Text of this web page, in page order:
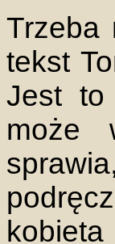
Trzeba
tekst
Jest to
może